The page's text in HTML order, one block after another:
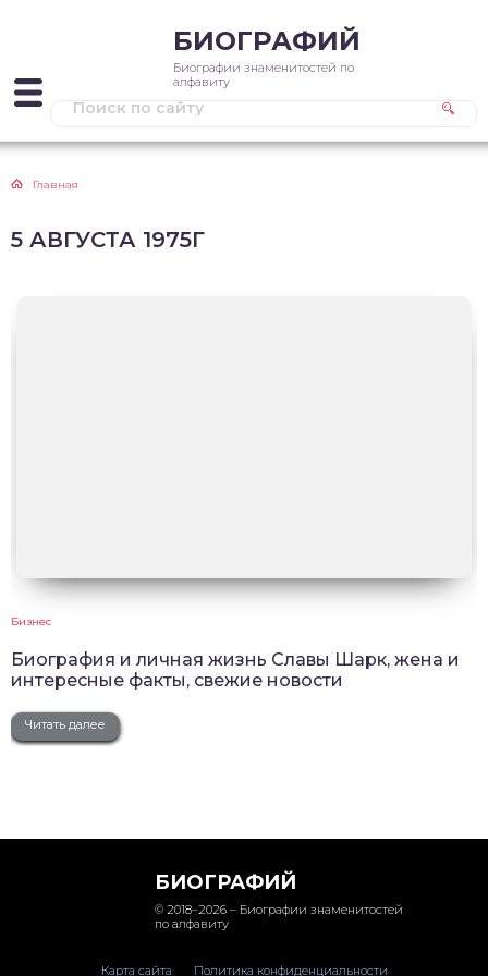
БИОГРАФИЙ
Биографии знаменитостей по
алфавиту
Главная
5 АВГУСТА 1975Г
Бизнес
Биография и личная жизнь Славы Шарк, жена и
интересные факты, свежие новости
Читать далее
БИОГРАФИЙ
© 2018–2026 – Биографии знаменитостей
по алфавиту
Карта сайта Политика конфиденциальности